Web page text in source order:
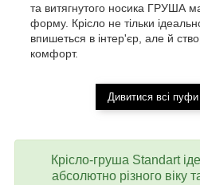
та витягнутого носика ГРУША
форму. Крісло не тільки
впишеться в інтер'єр, але й
комфорт.
Дивитися всі
Крісло-груша Standart
абсолютно різного віку